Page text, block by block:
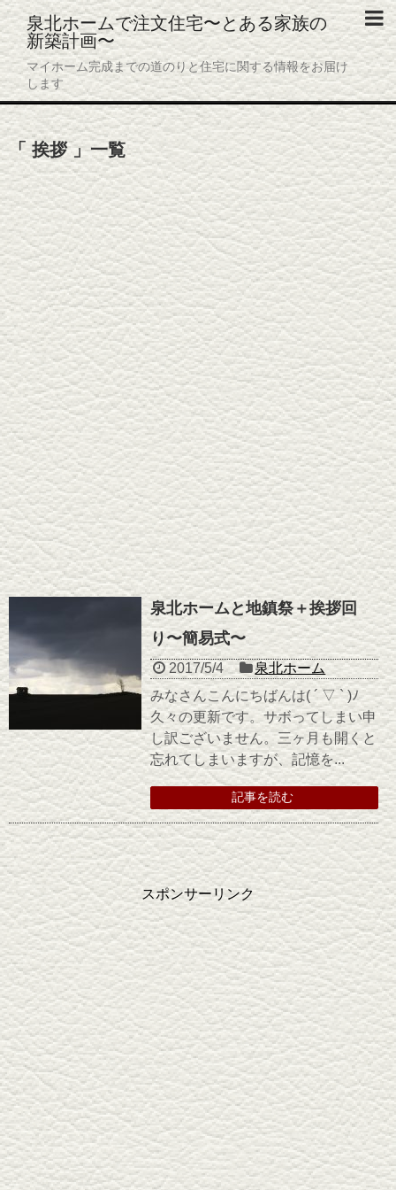
泉北ホームで注文住宅〜とある家族の
新築計画〜
マイホーム完成までの道のりと住宅に関する情報をお届け
します
挨拶 一覧
泉北ホームと地鎮祭＋挨拶回
り〜簡易式〜
2017/5/4
泉北ホーム
みなさんこんにちばんは( ´ ▽ ` )ﾉ
久々の更新です。サボってしまい申
し訳ございません。三ヶ月も開くと
忘れてしまいますが、記憶を...
記事を読む
スポンサーリンク
ホーム
プロフィール
プライバシーポリシー
お問い合わせ